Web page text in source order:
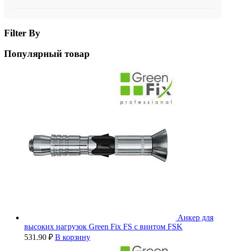
Filter By
Популярный товар
Анкер для
высоких нагрузок Green Fix FS с винтом FSK
531.90 ₽ В корзину